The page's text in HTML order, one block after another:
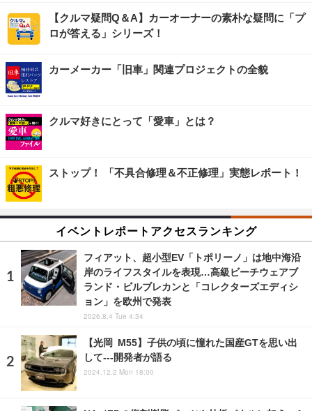
【クルマ疑問Q＆A】カーオーナーの素朴な疑問に「プ
ロが答える」シリーズ！
カーメーカー「旧車」関連プロジェクトの全貌
クルマ好きにとって「愛車」とは？
ストップ！ 「不具合修理＆不正修理」実態レポート！
イベントレポートアクセスランキング
フィアット、超小型EV「トポリーノ」は地中海沿
岸のライフスタイルを表現…高級ビーチウェアブ
ランド・ビルブレカンと「コレクターズエディシ
ョン」を欧州で発表
2026.8.4 Tue 4:34
【光岡 M55】子供の頃に憧れた国産GTを思い出
して---開発者が語る
2024.12.2 Mon 18:00